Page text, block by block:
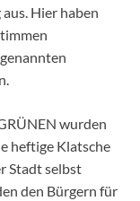
Hier haben
wurden
heftige Klatsche
Stadt selbst
den Bürgern für